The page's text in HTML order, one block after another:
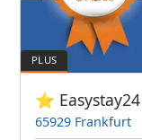
65929 Frankfurt